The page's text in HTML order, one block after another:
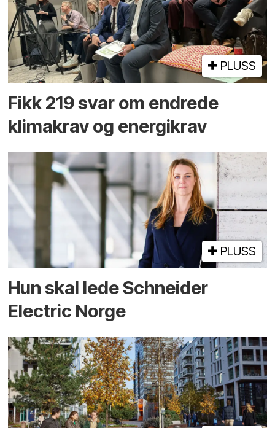
PLUSS
Fikk 219 svar om endrede
klimakrav og energikrav
PLUSS
Hun skal lede Schneider
Electric Norge